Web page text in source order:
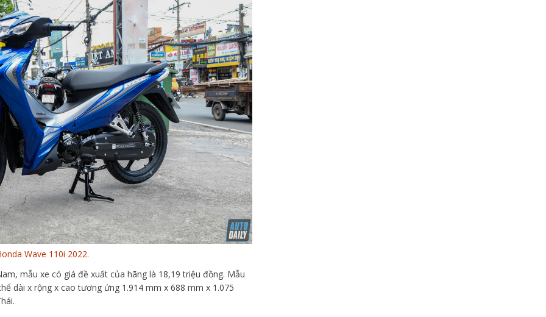
Wave 110i 2022.
mẫu xe có giá đề xuất của hãng là 18,19 triệu đồng. Mẫu
dài x rộng x cao tương ứng 1.914 mm x 688 mm x 1.075